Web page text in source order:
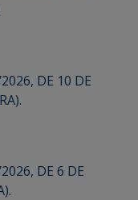
DE 10 DE
DE 6 DE